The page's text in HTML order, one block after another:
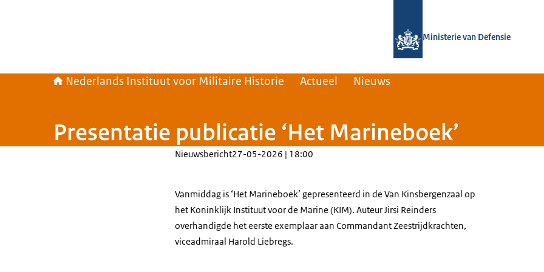
Ministerie van Defensie
Nederlands Instituut voor Militaire Historie Actueel Nieuws
Presentatie publicatie ‘Het Marineboek’
Nieuwsbericht27-05-2026 | 18:00
Vanmiddag is ‘Het Marineboek’ gepresenteerd in de Van Kinsbergenzaal op
het Koninklijk Instituut voor de Marine (KIM). Auteur Jirsi Reinders
overhandigde het eerste exemplaar aan Commandant Zeestrijdkrachten,
viceadmiraal Harold Liebregs.